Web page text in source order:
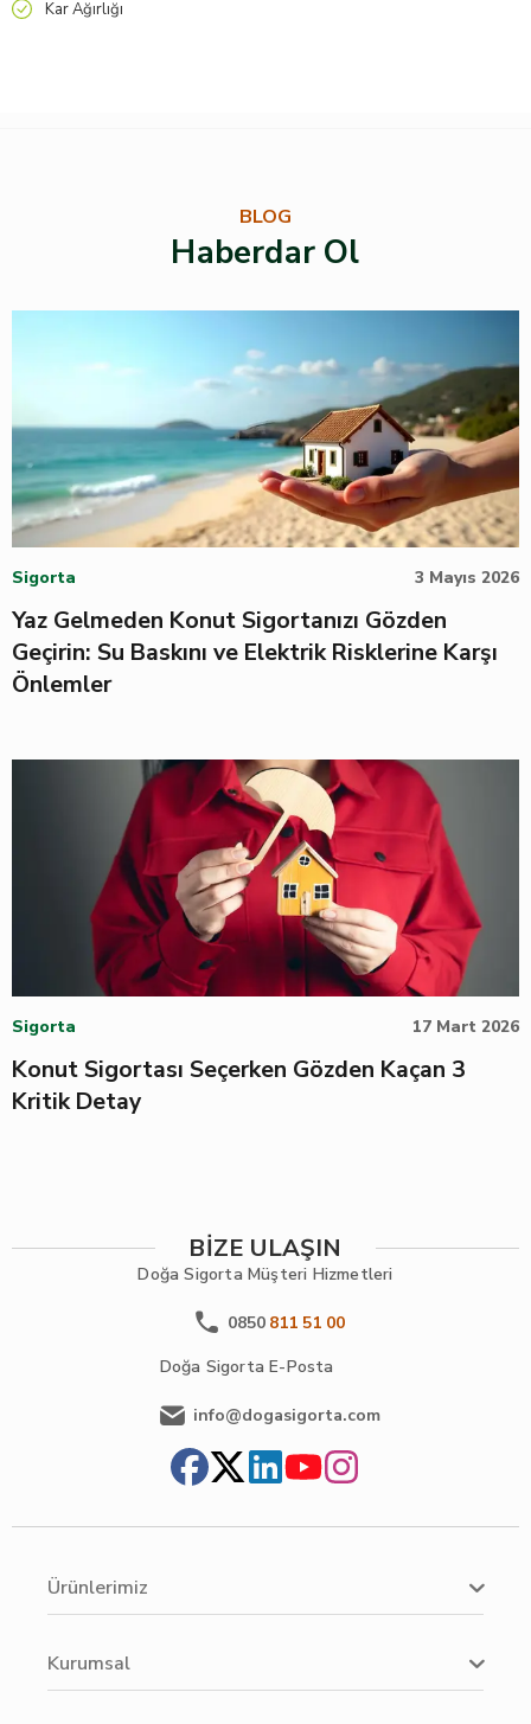
Kar Ağırlığı
BLOG
Haberdar Ol
Sigorta 3 Mayıs 2026
Yaz Gelmeden Konut Sigortanızı Gözden
Geçirin: Su Baskını ve Elektrik Risklerine Karşı
Önlemler
Sigorta 17 Mart 2026
Konut Sigortası Seçerken Gözden Kaçan 3
Kritik Detay
BİZE ULAŞIN
Doğa Sigorta Müşteri Hizmetleri
0850 811 51 00
Doğa SigortaE-Posta
info@dogasigorta.com
Ürünlerimiz
Kurumsal